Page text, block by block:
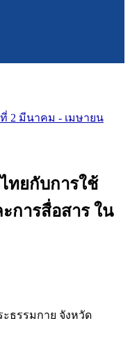
2 มีนาคม - เมษายน
ทยกับการใช้
การสื่อสาร ใน
ะธรรมกาย จังหวัด